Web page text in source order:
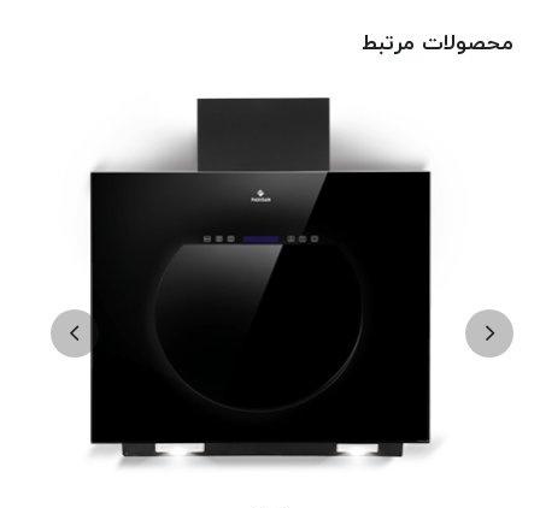
محصولات مرتبط